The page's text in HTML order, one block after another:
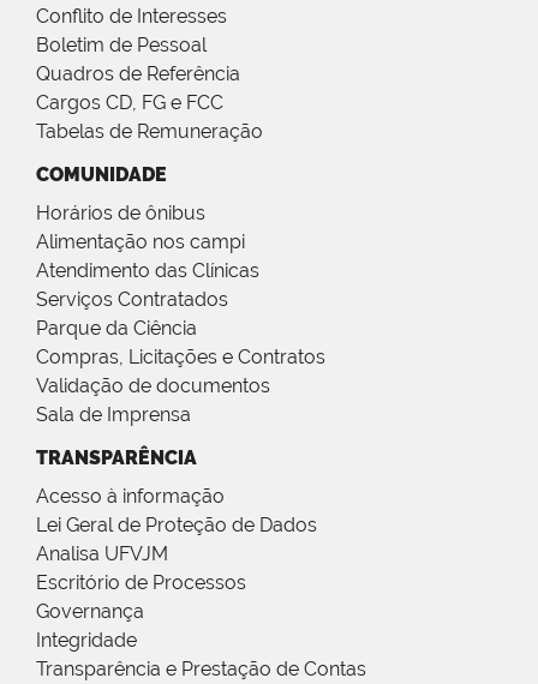
Conflito de Interesses
Boletim de Pessoal
Quadros de Referência
Cargos CD, FG e FCC
Tabelas de Remuneração
COMUNIDADE
Horários de ônibus
Alimentação nos campi
Atendimento das Clínicas
Serviços Contratados
Parque da Ciência
Compras, Licitações e Contratos
Validação de documentos
Sala de Imprensa
TRANSPARÊNCIA
Acesso à informação
Lei Geral de Proteção de Dados
Analisa UFVJM
Escritório de Processos
Governança
Integridade
Transparência e Prestação de Contas